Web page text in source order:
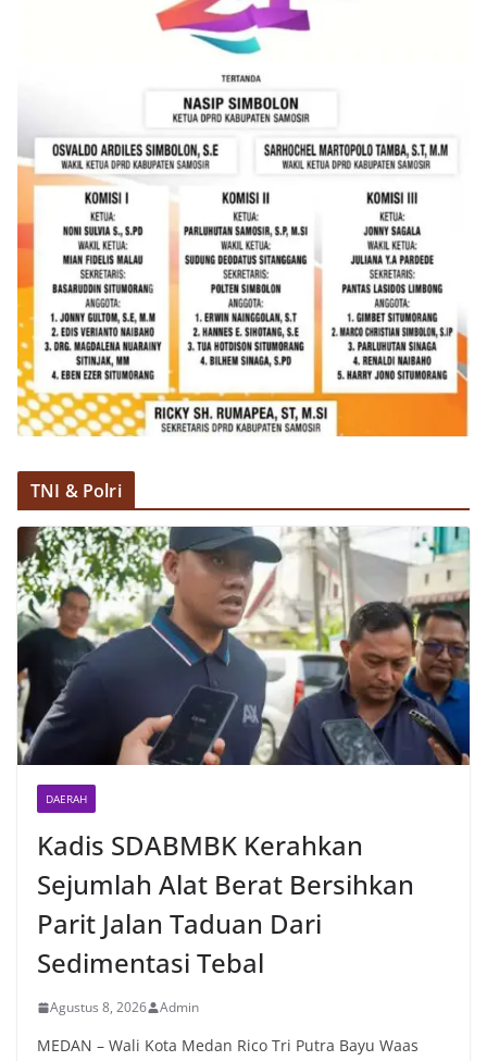
TNI & Polri
DAERAH
Kadis SDABMBK Kerahkan
Sejumlah Alat Berat Bersihkan
Parit Jalan Taduan Dari
Sedimentasi Tebal
Agustus 8, 2026 Admin
MEDAN – Wali Kota Medan Rico Tri Putra Bayu Waas